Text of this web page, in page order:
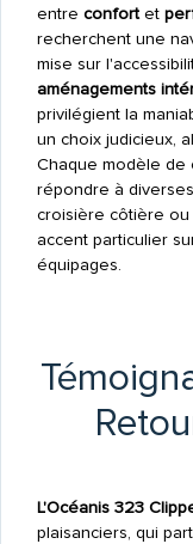
entre confortet
recherchent une
mise sur
aménagements
privilégient la
un choix judicieux,
Chaque modèle de
répondre à
croisière côtière ou
accent particulier
équipages.
L'Océanis 323
plaisanciers, qui